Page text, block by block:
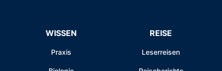
WISSEN
Praxis
REISE
Leserreisen